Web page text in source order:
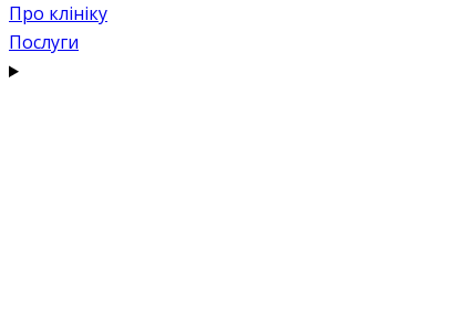
Про клініку
Послуги